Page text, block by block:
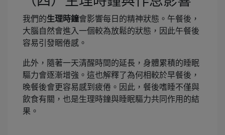
我們的生理時鐘會影響每日的精神狀態。午餐後，
大腦自然會進入一個較為放鬆的狀態，因此午餐後
容易引發睏倦感。
此外，隨著一天清醒時間的延長，身體累積的睡眠
驅力會逐漸增強。這也解釋了為何相較於早餐後，
晚餐後會更容易感到疲倦。因此，餐後嗜睡不僅與
飲食有關，也是生理時鐘與睡眠驅力共同作用的結
果。